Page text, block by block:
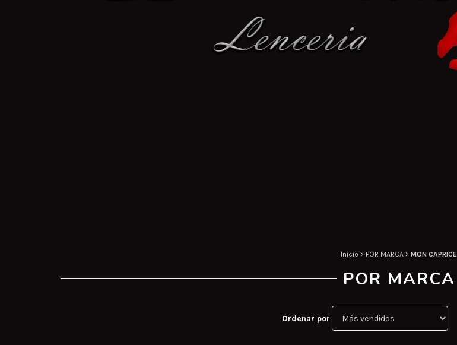
Inicio > POR MARCA > MON CAPRICE
POR MARCA
Ordenar por